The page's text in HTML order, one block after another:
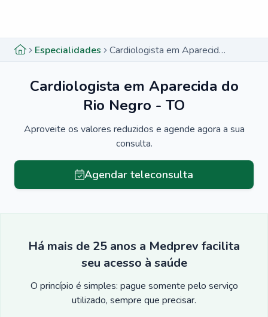
Especialidades Cardiologista em Aparecida do Rio Negro - TO
Cardiologista em Aparecida do
Rio Negro - TO
Aproveite os valores reduzidos e agende agora a sua
consulta.
Agendar teleconsulta
Há mais de 25 anos a Medprev facilita
seu acesso à saúde
O princípio é simples: pague somente pelo serviço
utilizado, sempre que precisar.